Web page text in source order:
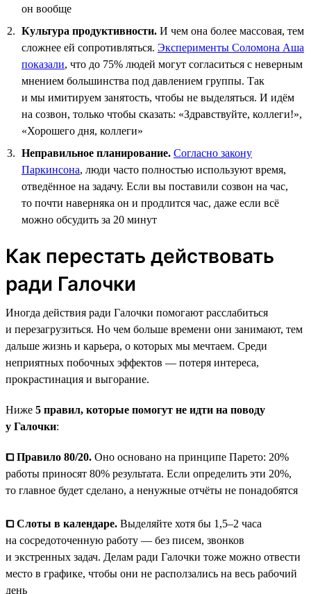
он вообще
Культура продуктивности. И чем она более массовая, тем
сложнее ей сопротивляться. Эксперименты Соломона Аша
показали, что до 75% людей могут согласиться с неверным
мнением большинства под давлением группы. Так
и мы имитируем занятость, чтобы не выделяться. И идём
на созвон, только чтобы сказать: «Здравствуйте, коллеги!»,
«Хорошего дня, коллеги»
Неправильное планирование. Согласно закону
Паркинсона, люди часто полностью используют время,
отведённое на задачу. Если вы поставили созвон на час,
то почти наверняка он и продлится час, даже если всё
можно обсудить за 20 минут
Как перестать действовать
ради Галочки
Иногда действия ради Галочки помогают расслабиться
и перезагрузиться. Но чем больше времени они занимают, тем
дальше жизнь и карьера, о которых мы мечтаем. Среди
неприятных побочных эффектов — потеря интереса,
прокрастинация и выгорание.
Ниже 5 правил, которые помогут не идти на поводу
у Галочки:
⧠ Правило 80/20. Оно основано на принципе Парето: 20%
работы приносят 80% результата. Если определить эти 20%,
то главное будет сделано, а ненужные отчёты не понадобятся
⧠ Слоты в календаре. Выделяйте хотя бы 1,5–2 часа
на сосредоточенную работу — без писем, звонков
и экстренных задач. Делам ради Галочки тоже можно отвести
место в графике, чтобы они не расползались на весь рабочий
день